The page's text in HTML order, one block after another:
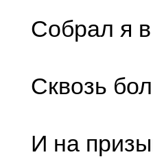
Собрал я
Сквозь
И на